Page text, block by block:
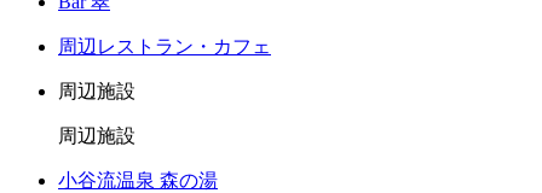
周辺レストラン・カフェ
周辺施設
周辺施設
小谷流温泉 森の湯